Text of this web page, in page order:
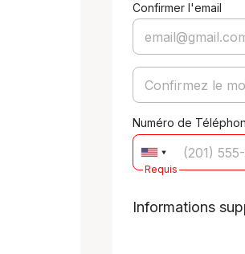
Confirmer l'email
Numéro de
Requis
Informations